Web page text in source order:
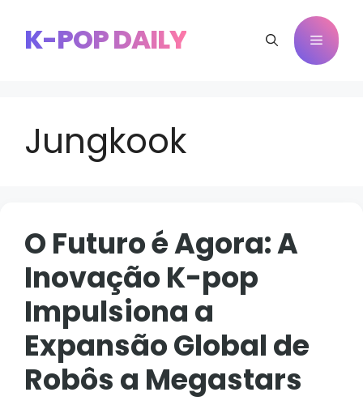
paraK-POP DAILY Menu
Jungkook
O Futuro é Agora: A
Inovação K-pop
Impulsiona a
Expansão Global de
Robôs a Megastars